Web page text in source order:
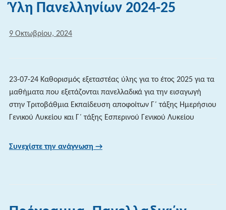
Ύλη Πανελληνίων 2024-25
9 Οκτωβρίου, 2024
23-07-24 Καθορισμός εξεταστέας ύλης για το έτος 2025 για τα
μαθήματα που εξετάζονται πανελλαδικά για την εισαγωγή
στην Τριτοβάθμια Εκπαίδευση αποφοίτων Γ΄ τάξης Ημερήσιου
Γενικού Λυκείου και Γ΄ τάξης Εσπερινού Γενικού Λυκείου
Συνεχίστε την ανάγνωση →